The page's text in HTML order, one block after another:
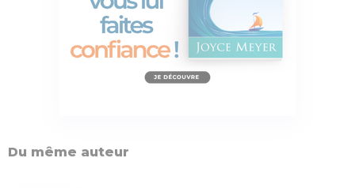
Du même auteur